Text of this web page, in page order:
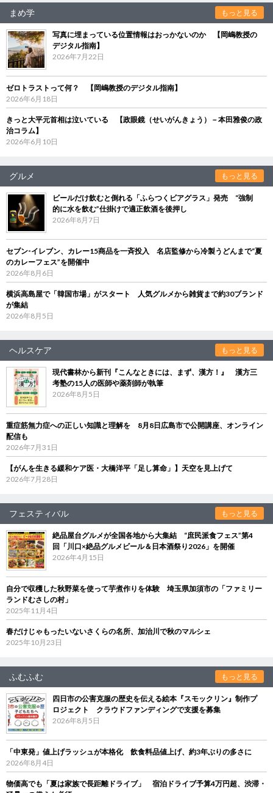
まめ学 もっと見る
写真に埋まっている位置情報はおっかないのか 【岡嶋教授の
デジタル指南】
2026年7月22日
ゼロトラストって何？ 【岡嶋教授のデジタル指南】
2026年6月18日
きっと大平元首相は泣いている 【政眼鏡（せいがんきょう）－本田雅俊の政
治コラム】
2026年6月10日
グルメ もっと見る
ビールだけ飲むと倒れる「ふらつくビアグラス」発売 “強制
的に水を飲む”仕掛けで適正飲酒を後押し
2026年8月7日
セブン‐イレブン、カレー15商品を一斉投入 名店監修から冷製うどんまで“夏
のカレーフェス”を開催中
2026年8月6日
横浜高島屋で「韓国市場」がスタート 人気グルメから雑貨まで約30ブランド
が集結
2026年8月5日
ヘルスケア もっと見る
現代書林から新刊『こんなときには、まず、漢方！』 漢方三
考塾の15人の医師や薬剤師が執筆
2026年8月5日
重症筋無力症への正しい知識と理解を 8月8日広島市で公開講座、オンライン
配信も
2026年7月31日
【がんを生きる緩和ケア医・大橋洋平「足し算命」】天空を見上げて
2026年7月28日
フェスティバル もっと見る
絶品屋台グルメが全国各地から大集結 “庶民派食フェス”第4
回「川口×絶品グルメビール＆日本酒祭り2026」を開催
2026年4月15日
自分で収穫した秋野菜を使って芋煮作りを体験 埼玉県加須市の「ファミリー
ランドむさしの村」
2025年11月4日
春だけじゃもったいないさくらの名所、加治川で秋のマルシェ
2025年10月23日
ふむふむ もっと見る
四日市の公害克服の歴史を伝える絵本『スモックリン』制作プ
ロジェクト クラウドファンディングで支援を募集
2026年8月5日
「中東発」値上げラッシュが本格化 飲食料品値上げ、約3年ぶりの多さに
2026年8月4日
物価高でも「夏は家族で長距離ドライブ」 宿泊ドライブ予算4万円超、渋滞・